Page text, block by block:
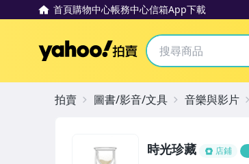
首頁購物中心帳務中心信箱App下載
Yahoo拍賣
時光珍藏 店鋪
拍賣 圖書/影音/文具 音樂與影片